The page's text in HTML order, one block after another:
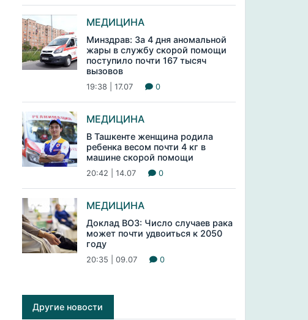
МЕДИЦИНА
Минздрав: За 4 дня аномальной
жары в службу скорой помощи
поступило почти 167 тысяч
вызовов
19:38 | 17.07 0
МЕДИЦИНА
В Ташкенте женщина родила
ребенка весом почти 4 кг в
машине скорой помощи
20:42 | 14.07 0
МЕДИЦИНА
Доклад ВОЗ: Число случаев рака
может почти удвоиться к 2050
году
20:35 | 09.07 0
Другие новости